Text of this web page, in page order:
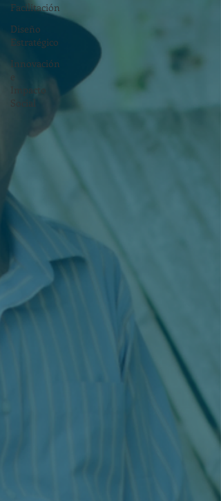
Facilitación
Diseño
Estratégico
Innovación
Impacto
Social